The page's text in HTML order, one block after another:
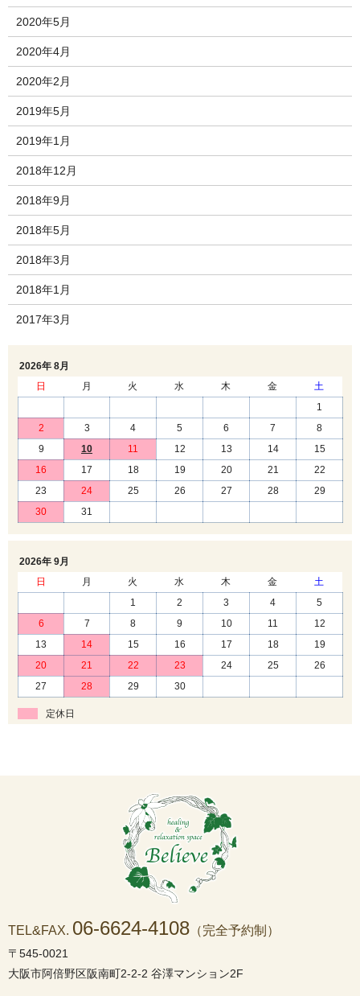
2020年5月
2020年4月
2020年2月
2019年5月
2019年1月
2018年12月
2018年9月
2018年5月
2018年3月
2018年1月
2017年3月
2026年 8月
日
月 火 水 木 金
土
1
2
3 4 5 6 7
8
9
10 11 12 13 14
15
16
17 18 19 20 21
22
23
24 25 26 27 28
29
30
31
2026年 9月
日
月 火 水 木 金
土
1
2 3 4
5
6
7 8 9 10 11
12
13
14 15 16 17 18
19
20
21 22 23 24 25
26
27
28 29 30
定休日
TEL&FAX. 06-6624-4108 （完全予約制）
〒545-0021
大阪市阿倍野区阪南町2-2-2 谷澤マンション2F